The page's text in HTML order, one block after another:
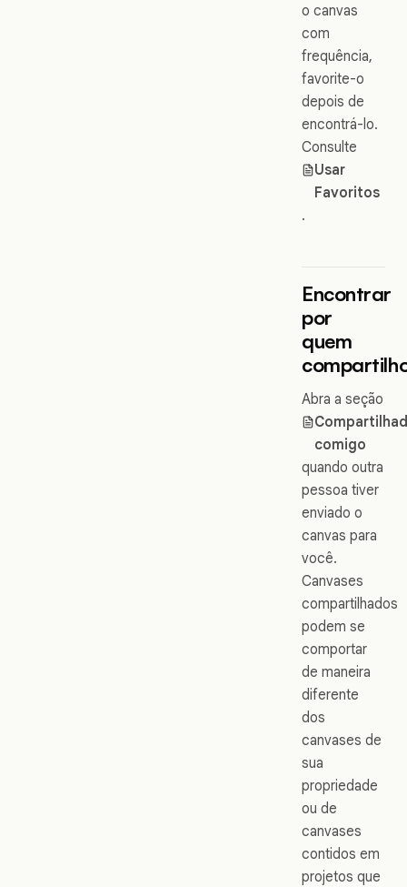
o canvas
com
frequência,
favorite-o
depois de
encontrá-lo.
Consulte
Usar
Favoritos
.
Encontrar
por
quem
Abra a seção
comigo
quando outra
pessoa tiver
enviado o
canvas para
você.
Canvases
compartilhados
podem se
comportar
de maneira
diferente
dos
canvases de
sua
propriedade
ou de
canvases
contidos em
projetos que